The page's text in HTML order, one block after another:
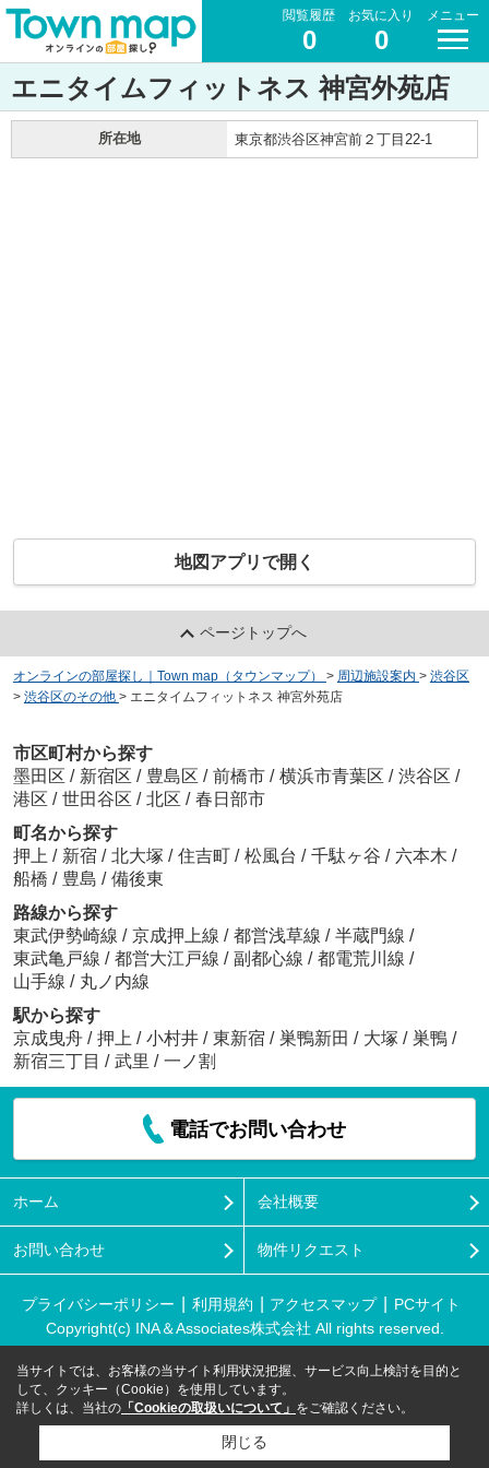
閲覧履歴
0
お気に入り
0
メニュー
エニタイムフィットネス 神宮外苑店
所在地 東京都渋谷区神宮前２丁目22-1
地図アプリで開く
ページトップへ
オンラインの部屋探し｜Town map（タウンマップ） > 周辺施設案内 > 渋谷区
> 渋谷区のその他 > エニタイムフィットネス 神宮外苑店
市区町村から探す
墨田区 / 新宿区 / 豊島区 / 前橋市 / 横浜市青葉区 / 渋谷区 /
港区 / 世田谷区 / 北区 / 春日部市
町名から探す
押上 / 新宿 / 北大塚 / 住吉町 / 松風台 / 千駄ヶ谷 / 六本木 /
船橋 / 豊島 / 備後東
路線から探す
東武伊勢崎線 / 京成押上線 / 都営浅草線 / 半蔵門線 /
東武亀戸線 / 都営大江戸線 / 副都心線 / 都電荒川線 /
山手線 / 丸ノ内線
駅から探す
京成曳舟 / 押上 / 小村井 / 東新宿 / 巣鴨新田 / 大塚 / 巣鴨 /
新宿三丁目 / 武里 / 一ノ割
電話でお問い合わせ
ホーム 会社概要
お問い合わせ 物件リクエスト
プライバシーポリシー 利用規約 アクセスマップ
PCサイト
Copyright(c) INA＆Associates株式会社 All rights reserved.
当サイトでは、お客様の当サイト利用状況把握、サービス向上検討を目的と
して、クッキー（Cookie）を使用しています。
詳しくは、当社の 「Cookieの取扱いについて」 をご確認ください。
閉じる